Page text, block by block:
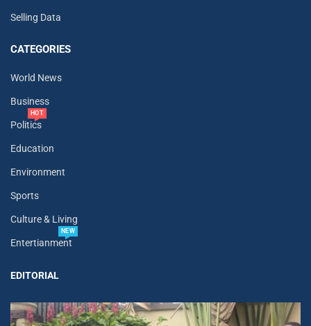
Selling Data
CATEGORIES
World News
Business
Politics
HOT
Education
Environment
Sports
Culture & Living
Entertianment
NEW
EDITORIAL